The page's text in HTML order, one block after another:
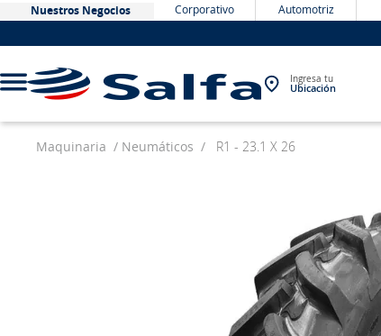
Nuestros Negocios Corporativo Automotriz
Ingresa tu
Ubicación
Maquinaria Neumáticos R1 - 23.1 X 26